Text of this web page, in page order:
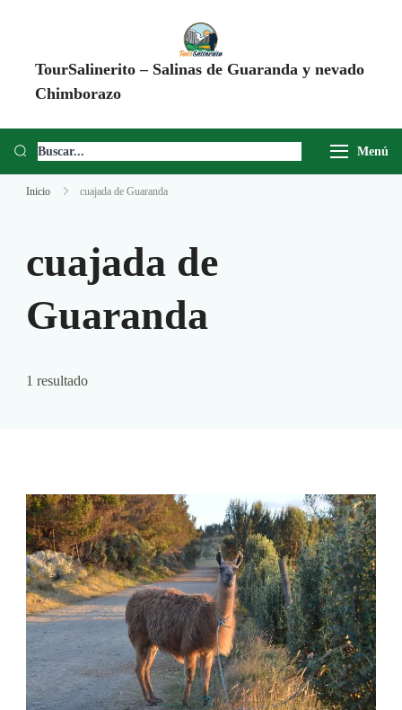
TourSalinerito – Salinas de Guaranda y nevado
Chimborazo
Chimborazo, Minas de Sal, Quesera El Salinerito, Chocolates El
Menú
Inicio cuajada de Guaranda
cuajada de
Guaranda
1 resultado